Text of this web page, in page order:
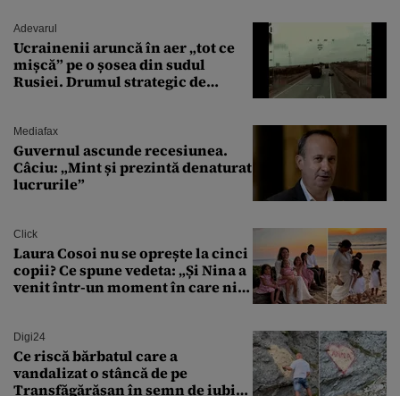
Adevarul
Ucrainenii aruncă în aer „tot ce
mișcă” pe o șosea din sudul
Rusiei. Drumul strategic de
Mediafax
Guvernul ascunde recesiunea.
Câciu: „Mint și prezintă denaturat
lucrurile”
Click
Laura Cosoi nu se oprește la cinci
copii? Ce spune vedeta: „Și Nina a
venit într-un moment în care nici
Digi24
Ce riscă bărbatul care a
vandalizat o stâncă de pe
Transfăgărășan în semn de iubire